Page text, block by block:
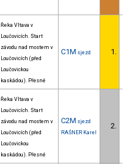
Řeka Vltava v
Loučovicích. Start
závodu nad mostem v
Loučovicích (před
Loučovickou
kaskádou). Přesné
C1M sjezd 1.
Řeka Vltava v
Loučovicích. Start
závodu nad mostem v
Loučovicích (před
Loučovickou
kaskádou). Přesné
C2M sjezd
RAŠNER Karel
2.